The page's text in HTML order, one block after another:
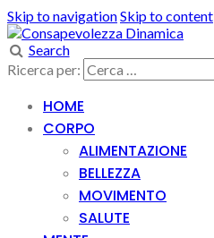
Skip to navigationSkip to content
Search
Ricerca per:
HOME
CORPO
ALIMENTAZIONE
BELLEZZA
MOVIMENTO
SALUTE